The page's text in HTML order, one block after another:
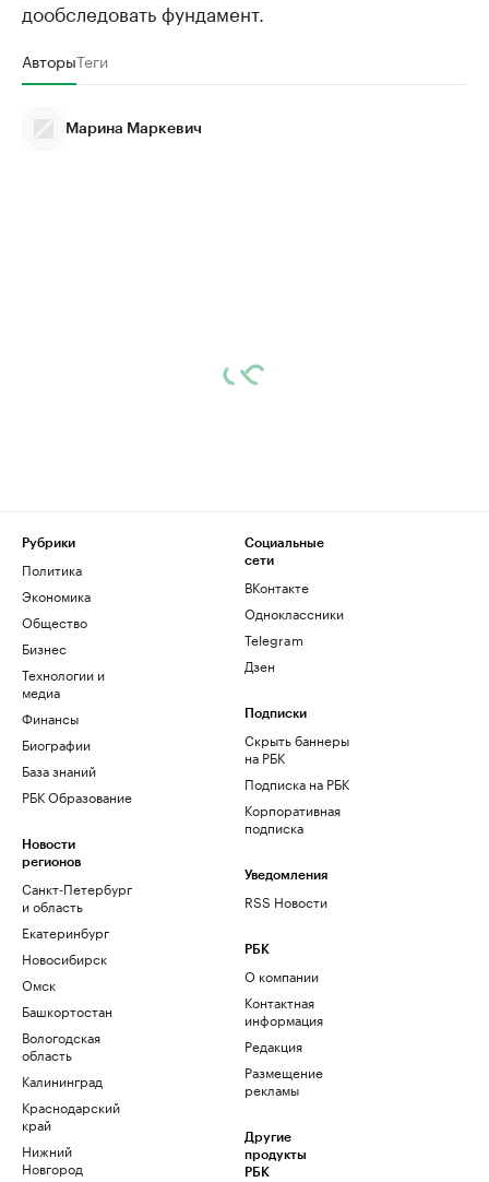
дообследовать фундамент.
АвторыТеги
Марина Маркевич
Рубрики
Политика
Экономика
Общество
Бизнес
Технологии и
медиа
Финансы
Биографии
База знаний
РБК Образование
Новости
регионов
Санкт-Петербург
и область
Екатеринбург
Новосибирск
Омск
Башкортостан
Вологодская
область
Калининград
Краснодарский
край
Нижний
Новгород
Социальные
сети
ВКонтакте
Одноклассники
Telegram
Дзен
Подписки
Скрыть баннеры
на РБК
Подписка на РБК
Корпоративная
подписка
Уведомления
RSS Новости
РБК
О компании
Контактная
информация
Редакция
Размещение
рекламы
Другие
продукты
РБК